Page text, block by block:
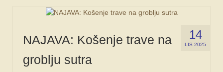
STALNE RUBRIKE
IZ ARHIVE
NAJAVE
14
LIS 2025
NAJAVA: Košenje trave na
groblju sutra